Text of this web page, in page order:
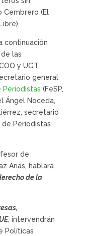
Cembrero (El
continuación
las
y UGT,
general
Periodistas (FeSP,
Ángel Noceda,
secretario
Periodistas
de
Arias, hablará
de la
, intervendrán
Políticas